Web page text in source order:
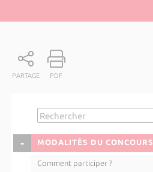
PARTAGE PDF
COLLAPSE
MODALITÉS DU CONCOURS
Comment participer ?